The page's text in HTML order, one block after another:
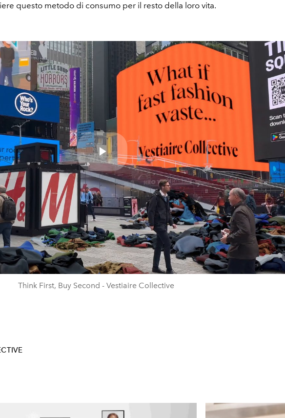
questo metodo di consumo per il resto della loro vita.
Play
Video
Think First, Buy Second - Vestiaire Collective